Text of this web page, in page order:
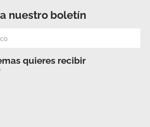
nuestro boletín
quieres recibir